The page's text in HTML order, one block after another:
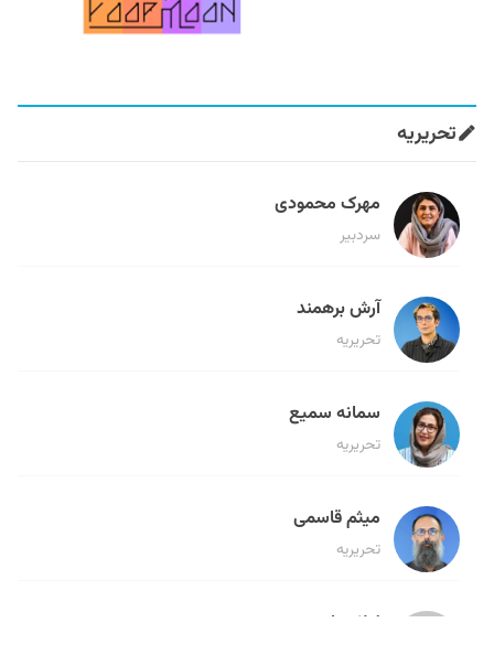
تحریریه
مهرک محمودی
سردبیر
آرش برهمند
تحریریه
سمانه سمیع
تحریریه
میثم قاسمی
تحریریه
لیلا حنارود